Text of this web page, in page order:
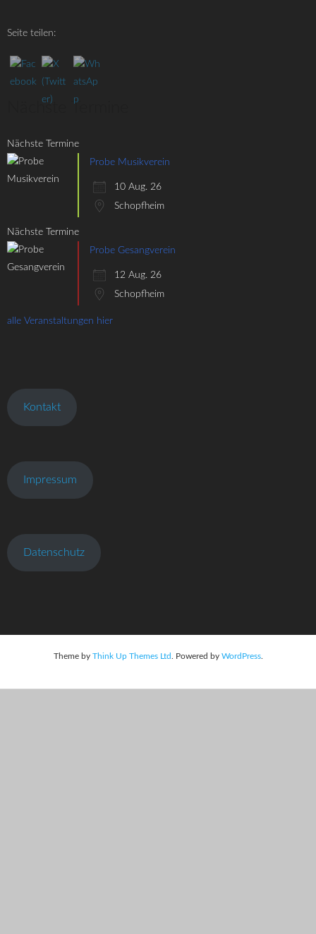
Seite teilen:
Nächste Termine
Nächste Termine
Probe Musikverein
10 Aug. 26
Schopfheim
Nächste Termine
Probe Gesangverein
12 Aug. 26
Schopfheim
alle Veranstaltungen hier
Kontakt
Impressum
Datenschutz
Theme by Think Up Themes Ltd . Powered by WordPress.